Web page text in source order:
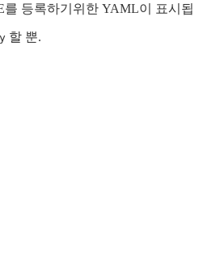
를 등록하기위한 YAML이 표시됩
할 뿐.